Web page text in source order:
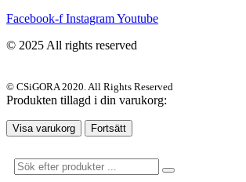
Facebook-f InstagramYoutube
© 2025 All rights reserved
© CSiGORA 2020. All Rights Reserved
Produkten tillagd i din varukorg:
Visa varukorg Fortsätt